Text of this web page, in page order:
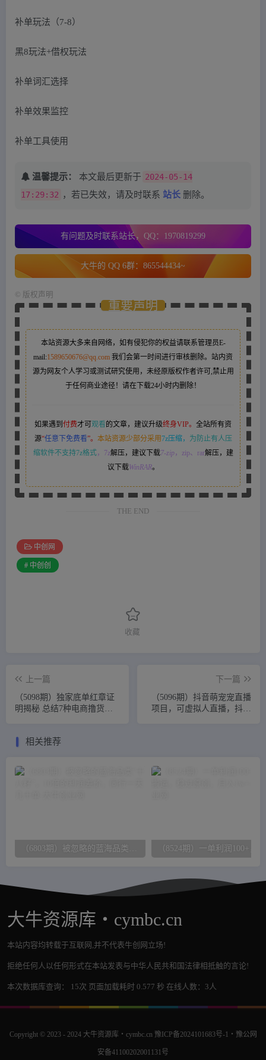
补单玩法（7-8）
黑8玩法+借权玩法
补单词汇选择
补单效果监控
补单工具使用
温馨提示： 本文最后更新于 2024-05-14
17:29:32
，若已失效，请及时联系 站长 删除。
有问题及时联系站长，QQ：1970819299
大牛的 QQ 6群：865544434~
版权声明
重要声明
本站资源大多来自网络，如有侵犯你的权益请联系管理员E-
mail:1589650676@qq.com 我们会第一时间进行审核删除。站内资
源为网友个人学习或测试研究使用，未经原版权作者许可,禁止用
于任何商业途径！请在下载24小时内删除！
如果遇到 付费才可 观看 的文章，建议升级终身VIP。 全站所有资
源“任意下免费看”。 本站资源少部分采用7z压缩，
为防止有人压
缩软件不支持7z格式，7z解压，建议下载7-zip，zip、rar解压，建
议下载WinRAR。
THE END
中创网
# 中创创
收藏
上一篇
（5098期）独家底单红章证
明揭秘 总结7种电商撸货方
下一篇
（5096期）抖音萌宠宠直播
项目，可虚拟人直播，抖音
相关推荐
大牛资源库・cymbc.cn
本站内容均转载于互联网,并不代表牛创网立场!
拒绝任何人以任何形式在本站发表与中华人民共和国法律相抵触的言论!
本次数据库查询： 15次 页面加载耗时 0.577 秒 在线人数：3人
Copyright © 2023 - 2024 大牛资源库・cymbc.cn 豫ICP备2024101683号-1 ・ 豫公网
安备41100202001131号